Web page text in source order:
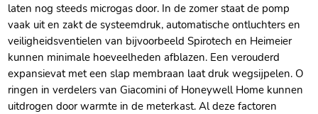
laten nog steeds microgas door.​ In de zomer staat de pomp
vaak uit en zakt de systeemdruk, automatische ontluchters en
veiligheidsventielen van bijvoorbeeld Spirotech en Heimeier
kunnen minimale hoeveelheden afblazen.​ Een verouderd
expansievat met een slap membraan laat druk wegsijpelen.​ O
ringen in verdelers van Giacomini of Honeywell Home kunnen
uitdrogen door warmte in de meterkast.​ Al deze factoren